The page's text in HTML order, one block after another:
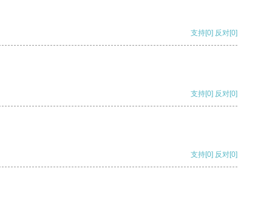
支持[0] 反对[0]
支持[0] 反对[0]
支持[0] 反对[0]